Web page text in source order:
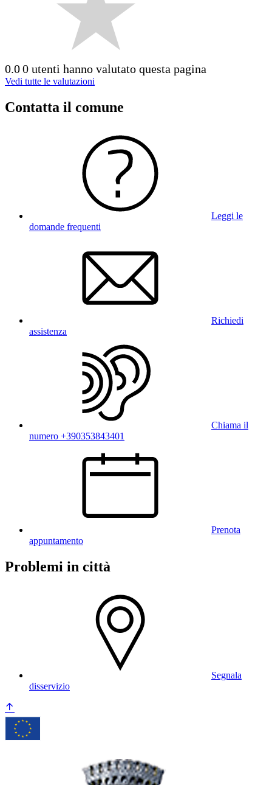
0.00 utenti hanno valutato questa pagina
Vedi tutte le valutazioni
Contatta il comune
Leggi le
domande frequenti
Richiedi
assistenza
Chiama il
numero +390353843401
Prenota
appuntamento
Problemi in città
Segnala
disservizio